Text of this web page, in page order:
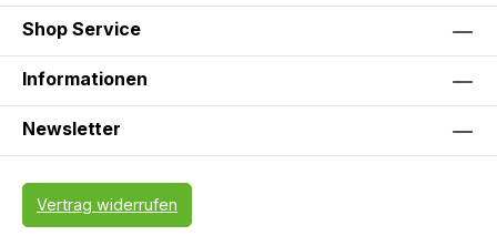
Shop Service
Informationen
Newsletter
Vertrag widerrufen